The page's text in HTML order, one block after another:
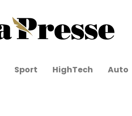
Sport HighTech Auto